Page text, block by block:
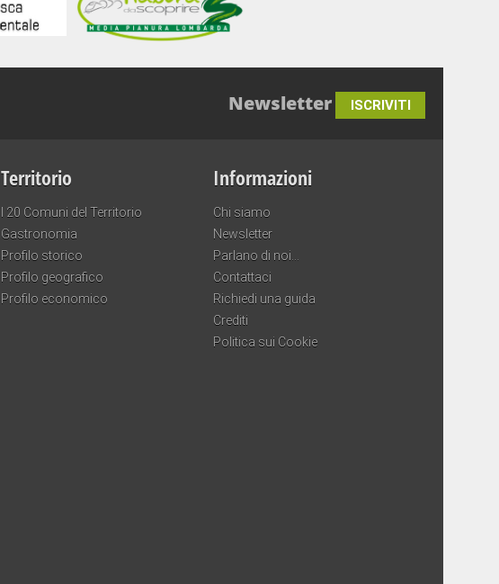
Newsletter ISCRIVITI
Territorio
I 20 Comuni del Territorio
Gastronomia
Profilo storico
Profilo geografico
Profilo economico
Informazioni
Chi siamo
Newsletter
Parlano di noi…
Contattaci
Richiedi una guida
Crediti
Politica sui Cookie